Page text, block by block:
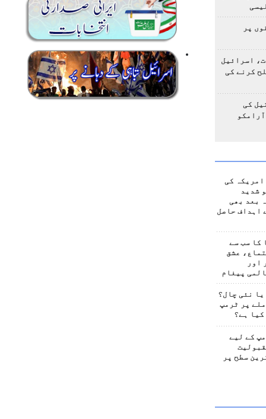
پر
اسرائیل
کرنے کی
کی
امریکہ کی
شدید
بعد بھی
اہداف حاصل
کا سب سے
عشق
اور
پیغام
نئی چال؟
پر ٹرمپ
کیا ہے؟
کے لیے
سطح پر